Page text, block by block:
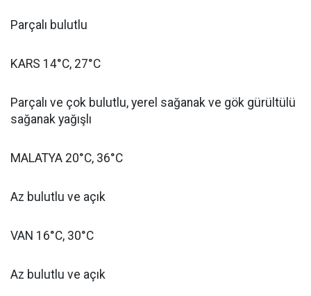
Parçalı bulutlu
KARS 14°C, 27°C
Parçalı ve çok bulutlu, yerel sağanak ve gök gürültülü
sağanak yağışlı
MALATYA 20°C, 36°C
Az bulutlu ve açık
VAN 16°C, 30°C
Az bulutlu ve açık